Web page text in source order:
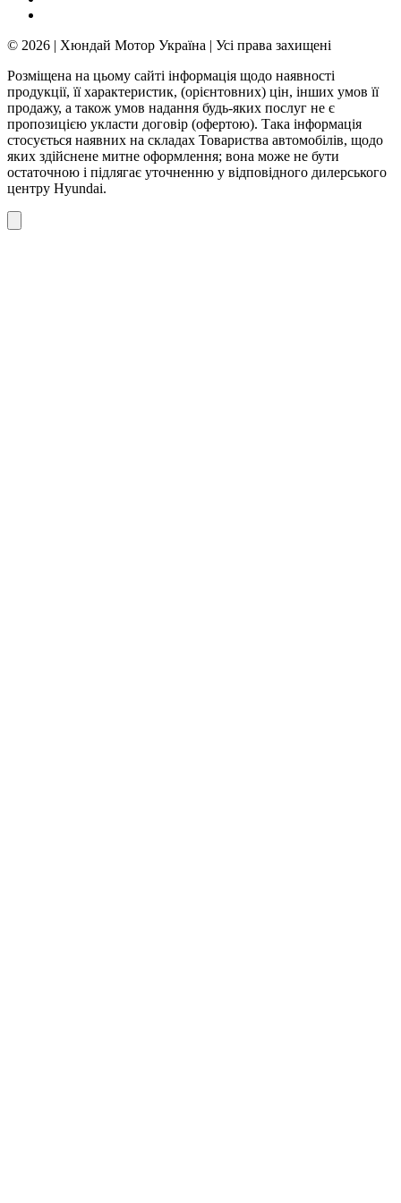
© 2026 | Хюндай Мотор Україна | Усі права захищені
Розміщена на цьому сайті інформація щодо наявності
продукції, її характеристик, (орієнтовних) цін, інших умов її
продажу, а також умов надання будь-яких послуг не є
пропозицією укласти договір (офертою). Така інформація
стосується наявних на складах Товариства автомобілів, щодо
яких здійснене митне оформлення; вона може не бути
остаточною і підлягає уточненню у відповідного дилерського
центру Hyundai.